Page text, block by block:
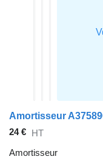
24 € HT
Amortisseur